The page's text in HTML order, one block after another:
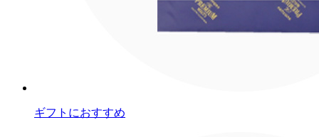
ギフトにおすすめ